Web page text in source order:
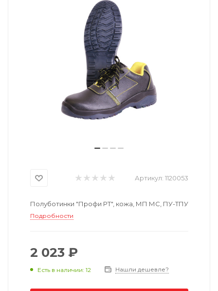
Артикул: 1120053
Полуботинки "Профи РТ", кожа, МП МС, ПУ-ТПУ
Подробности
2 023 ₽
Есть в наличии: 12 Нашли дешевле?